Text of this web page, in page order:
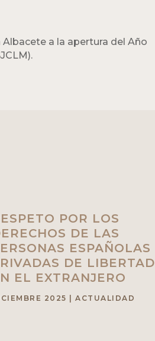
a la apertura del Año
POR LOS
DE LAS
ESPAÑOLAS
DE LIBERTAD
EL EXTRANJERO
2025 |ACTUALIDAD